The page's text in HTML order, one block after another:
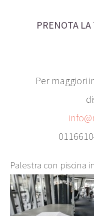
PRENOTA
Per maggiori
Palestra con piscina